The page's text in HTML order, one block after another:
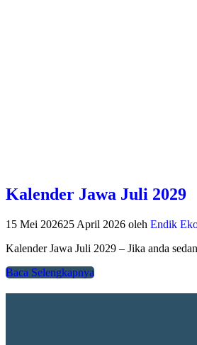
Kalender Jawa Juli 2029
15 Mei 202625 April 2026 oleh Endik
Kalender Jawa Juli 2029 – Jika anda
Baca Selengkapnya